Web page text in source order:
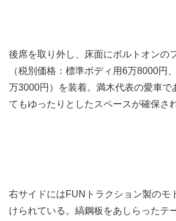
後席を取り外し、床面にボルトオンの
（税別価格：標準ボディ用6万8000円
万3000円）を装着。満木代表の愛車で
てもゆったりとしたスペースが確保さ
右サイドにはFUNトラクション製のモ
けられている。縞鋼板をあしらったテ